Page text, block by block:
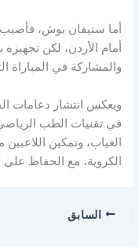
أما ستيفان بوش، فأصيب
أمام الأردن، لكن
والمشاركة في المباراة
في تقنيات الطب
الغياب، وتمكين
الكروية، مع الحفاظ على
السابق